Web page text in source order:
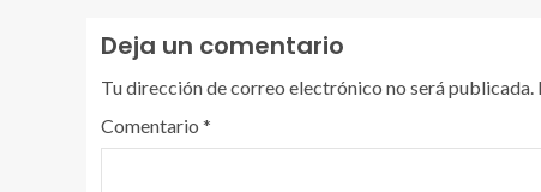
Deja un comentario
Tu dirección de correo electrónico no será publicada.
Comentario *